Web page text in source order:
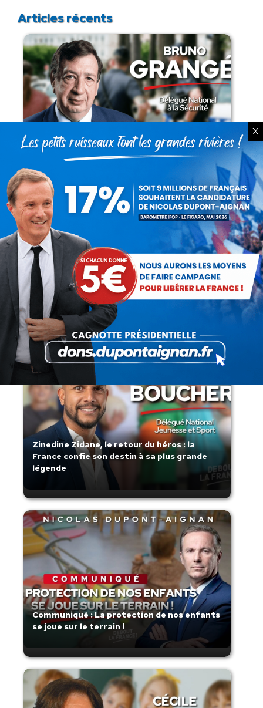
Articles récents
Présomption de légitimité de l’usage des
armes par les forces de l’ordre
Lorsque tout flambe et que l’État
s’affaisse.
Zinedine Zidane, le retour du héros : la
France confie son destin à sa plus grande
légende
Communiqué : La protection de nos enfants
se joue sur le terrain !
X